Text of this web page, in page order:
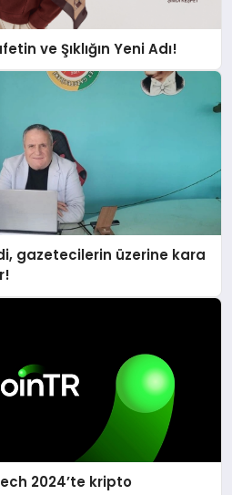
ve Şıklığın Yeni Adı!
gazetecilerin üzerine kara
2024’te kripto